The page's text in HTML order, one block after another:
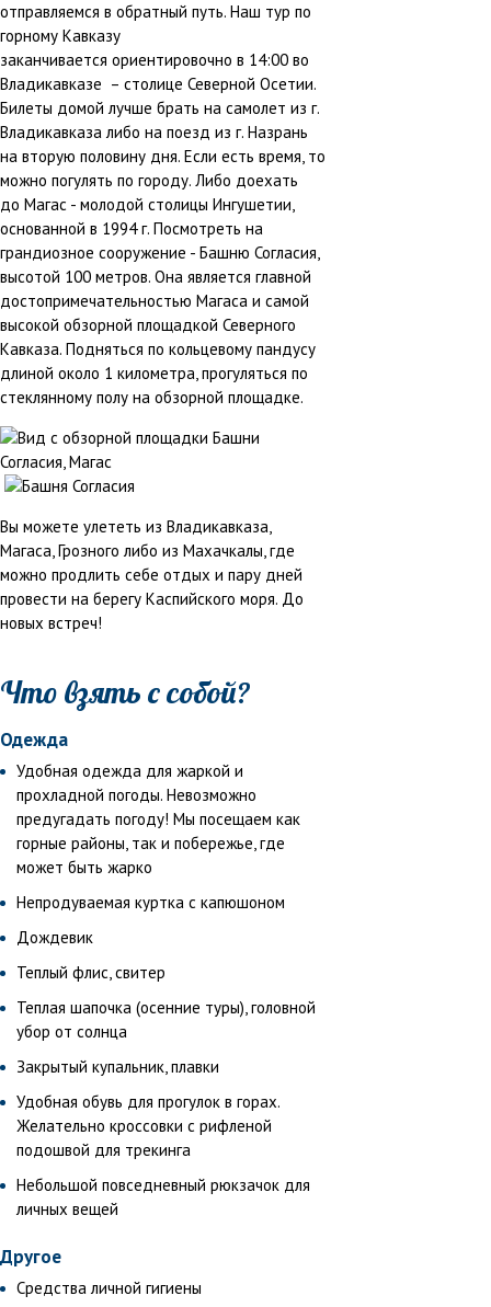
отправляемся в обратный путь. Наш тур по
горному Кавказу
заканчивается ориентировочно в 14:00 во
Владикавказе – столице Северной Осетии.
Билеты домой лучше брать на самолет из г.
Владикавказа либо на поезд из г. Назрань
на вторую половину дня. Если есть время, то
можно погулять по городу. Либо доехать
до Магас - молодой столицы Ингушетии,
основанной в 1994 г. Посмотреть на
грандиозное сооружение - Башню Согласия,
высотой 100 метров. Она является главной
достопримечательностью Магаса и самой
высокой обзорной площадкой Северного
Кавказа. Подняться по кольцевому пандусу
длиной около 1 километра, прогуляться по
стеклянному полу на обзорной площадке.
Вы можете улететь из Владикавказа,
Магаса, Грозного либо из Махачкалы, где
можно продлить себе отдых и пару дней
провести на берегу Каспийского моря. До
новых встреч!
Что взять с собой?
Одежда
Удобная одежда для жаркой и
прохладной погоды. Невозможно
предугадать погоду! Мы посещаем как
горные районы, так и побережье, где
может быть жарко
Непродуваемая куртка с капюшоном
Дождевик
Теплый флис, свитер
Теплая шапочка (осенние туры), головной
убор от солнца
Закрытый купальник, плавки
Удобная обувь для прогулок в горах.
Желательно кроссовки с рифленой
подошвой для трекинга
Небольшой повседневный рюкзачок для
личных вещей
Другое
Средства личной гигиены